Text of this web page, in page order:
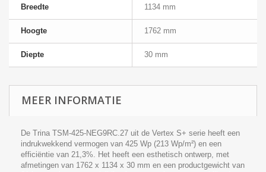
Breedte 1134 mm
Hoogte 1762 mm
Diepte 30 mm
MEER INFORMATIE
De Trina TSM-425-NEG9RC.27 uit de Vertex S+ serie heeft een
indrukwekkend vermogen van 425 Wp (213 Wp/m²) en een
efficiëntie van 21,3%. Het heeft een esthetisch ontwerp, met
afmetingen van 1762 x 1134 x 30 mm en een productgewicht van